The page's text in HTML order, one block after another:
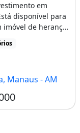
em
disponível para
imóvel de herança
Manaus - AM